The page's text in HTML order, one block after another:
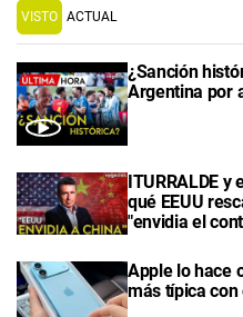
VISTO ACTUAL
¿Sanción
Argentina por
ITURRALDE y
qué EEUU
"envidia el
Apple lo hace
más típica con